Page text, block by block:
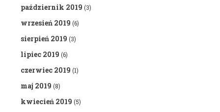
październik 2019 (3)
wrzesień 2019 (6)
sierpień 2019 (3)
lipiec 2019 (6)
czerwiec 2019 (1)
maj 2019 (8)
kwiecień 2019 (5)